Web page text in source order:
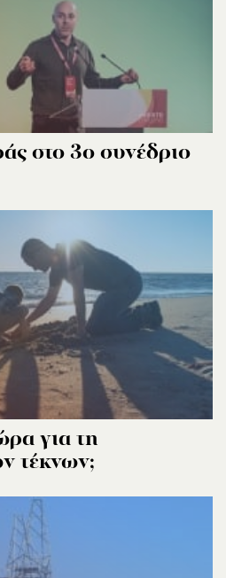
στο 3ο συνέδριο
για τη
τέκνων;